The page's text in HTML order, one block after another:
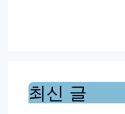
최신 글